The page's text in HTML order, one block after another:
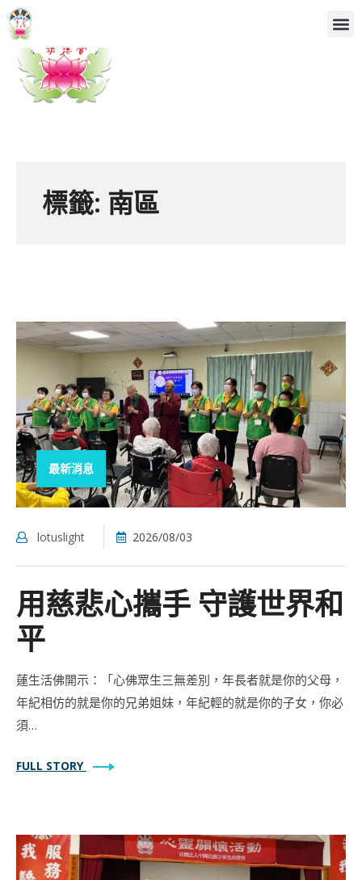
標籤: 南區
最新消息
lotuslight 2026/08/03
用慈悲心攜手 守護世界和
平
蓮生活佛開示：「心佛眾生三無差別，年長者就是你的父母，
年紀相仿的就是你的兄弟姐妹，年紀輕的就是你的子女，你必
須…
FULL STORY